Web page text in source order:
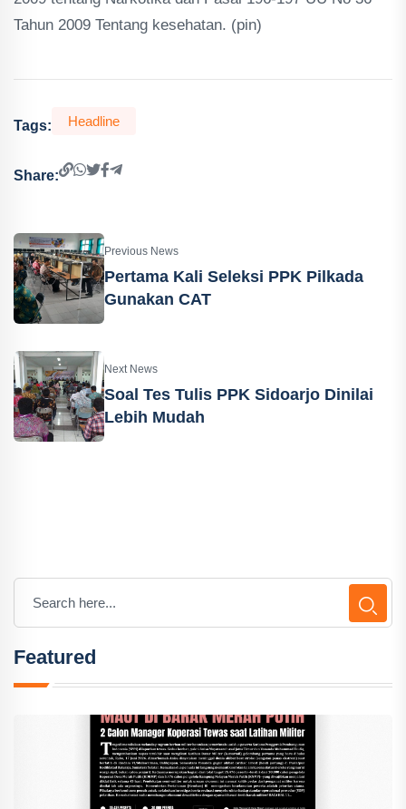
Tahun 2009 Tentang kesehatan. (pin)
Tags: Headline
Share:
Previous News
Pertama Kali Seleksi PPK Pilkada
Gunakan CAT
Next News
Soal Tes Tulis PPK Sidoarjo Dinilai
Lebih Mudah
Featured